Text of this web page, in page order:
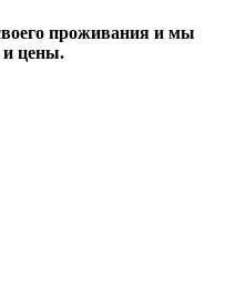
проживания и мы
цены.